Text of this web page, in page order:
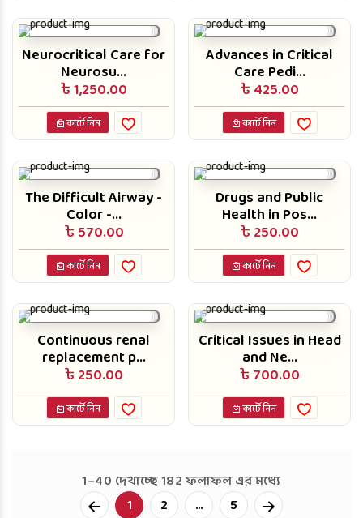
Neurocritical Care for
Neurosu...
৳ 1,250.00
কার্টে নিন
Advances in Critical
Care Pedi...
৳ 425.00
কার্টে নিন
The Difficult Airway -
Color -...
৳ 570.00
কার্টে নিন
Drugs and Public
Health in Pos...
৳ 250.00
কার্টে নিন
Continuous renal
replacement p...
৳ 250.00
কার্টে নিন
Critical Issues in Head
and Ne...
৳ 700.00
কার্টে নিন
1–40 দেখাচ্ছে 182 ফলাফল এর মধ্যে
1
2 ... 5 Next